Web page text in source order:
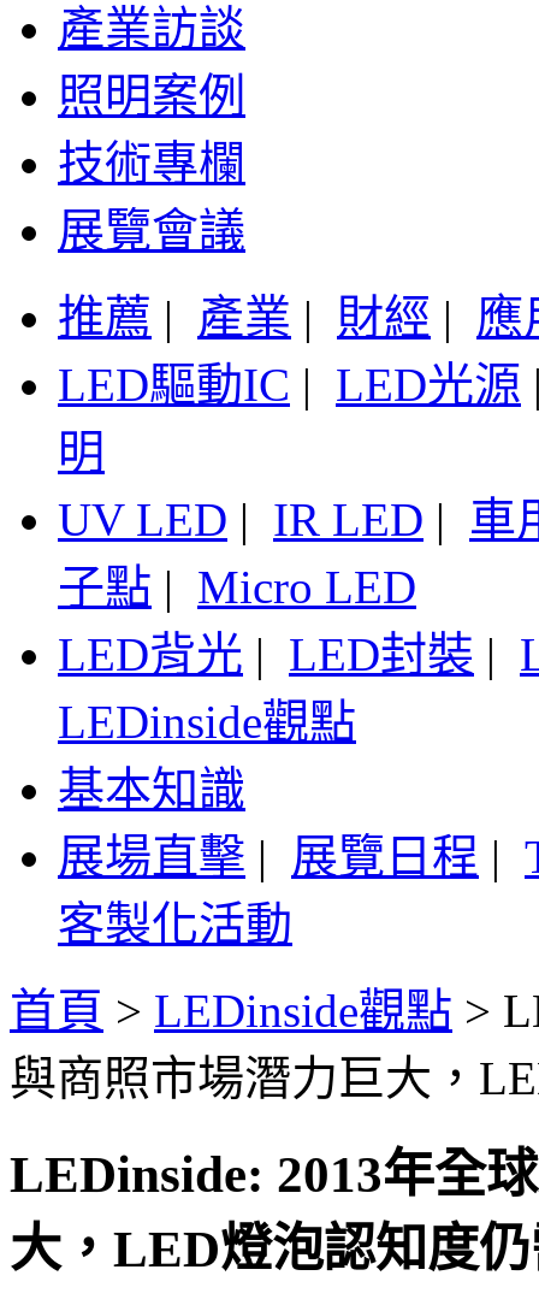
產業訪談
照明案例
技術專欄
展覽會議
推薦 | 產業 | 財經 | 應
LED驅動IC | LED光源
明
UV LED | IR LED | 車
子點 | Micro LED
LED背光 | LED封裝 |
LEDinside觀點
基本知識
展場直擊 | 展覽日程 |
客製化活動
首頁 > LEDinside觀點 >
與商照市場潛力巨大，
LEDinside: 2013年全
大，LED燈泡認知度